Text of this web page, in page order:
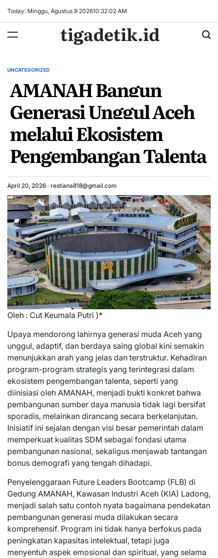
Today: Minggu, Agustus 9 202610:32:03 AM
tigadetik.id
POSTED
UNCATEGORIZED
AMANAH Bangun
Generasi Unggul Aceh
melalui Ekosistem
Pengembangan Talenta
April 20, 2026 restiana818@gmail.com
Oleh : Cut Keumala Putri )*
Upaya mendorong lahirnya generasi muda Aceh yang
unggul, adaptif, dan berdaya saing global kini semakin
menunjukkan arah yang jelas dan terstruktur. Kehadiran
program-program strategis yang terintegrasi dalam
ekosistem pengembangan talenta, seperti yang
diinisiasi oleh AMANAH, menjadi bukti konkret bahwa
pembangunan sumber daya manusia tidak lagi bersifat
sporadis, melainkan dirancang secara berkelanjutan.
Inisiatif ini sejalan dengan visi besar pemerintah dalam
memperkuat kualitas SDM sebagai fondasi utama
pembangunan nasional, sekaligus menjawab tantangan
bonus demografi yang tengah dihadapi.
Penyelenggaraan Future Leaders Bootcamp (FLB) di
Gedung AMANAH, Kawasan Industri Aceh (KIA) Ladong,
menjadi salah satu contoh nyata bagaimana pendekatan
pembangunan generasi muda dilakukan secara
komprehensif. Program ini tidak hanya berfokus pada
peningkatan kapasitas intelektual, tetapi juga
menyentuh aspek emosional dan spiritual, yang selama